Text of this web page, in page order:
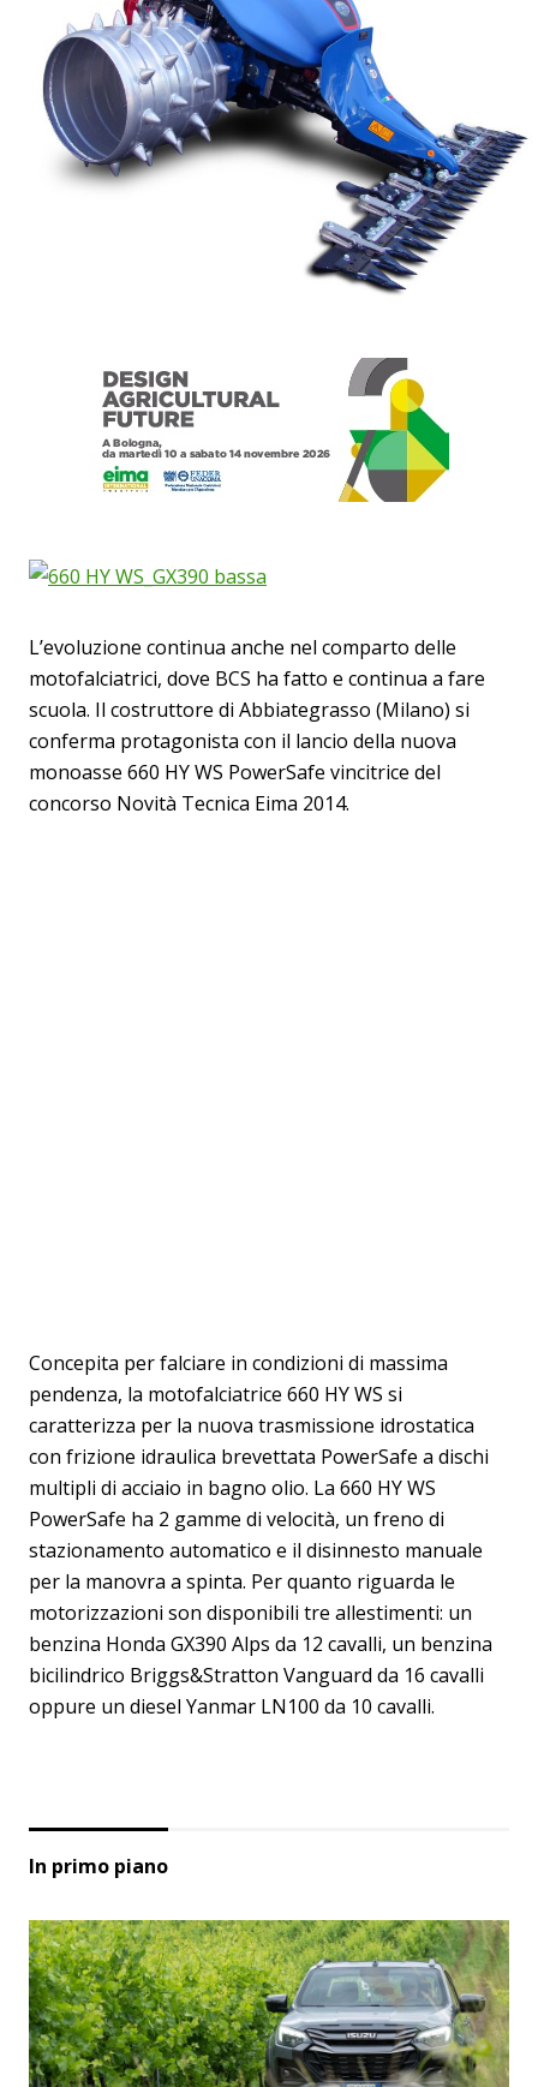
L’evoluzione continua anche nel comparto delle
motofalciatrici, dove BCS ha fatto e continua a fare
scuola. Il costruttore di Abbiategrasso (Milano) si
conferma protagonista con il lancio della nuova
monoasse 660 HY WS PowerSafe vincitrice del
concorso Novità Tecnica Eima 2014.
Concepita per falciare in condizioni di massima
pendenza, la motofalciatrice 660 HY WS si
caratterizza per la nuova trasmissione idrostatica
con frizione idraulica brevettata PowerSafe a dischi
multipli di acciaio in bagno olio. La 660 HY WS
PowerSafe ha 2 gamme di velocità, un freno di
stazionamento automatico e il disinnesto manuale
per la manovra a spinta. Per quanto riguarda le
motorizzazioni son disponibili tre allestimenti: un
benzina Honda GX390 Alps da 12 cavalli, un benzina
bicilindrico Briggs&Stratton Vanguard da 16 cavalli
oppure un diesel Yanmar LN100 da 10 cavalli.
In primo piano